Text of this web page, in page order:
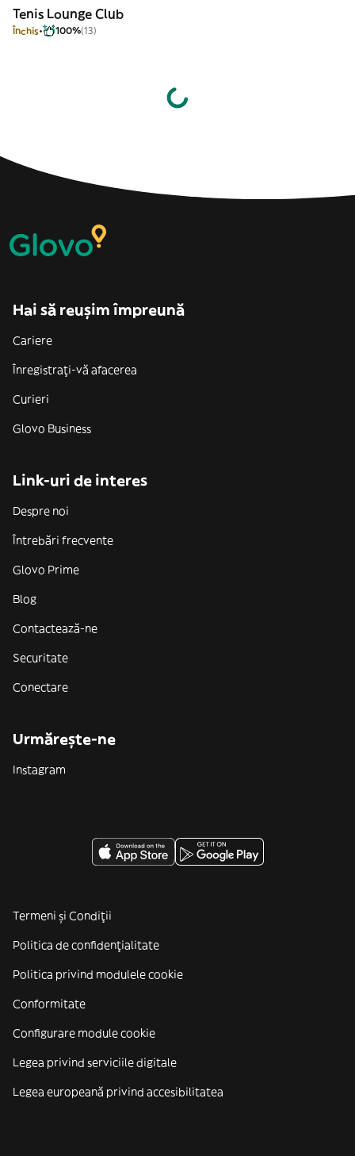
Tenis Lounge Club
Închis 100%(13)
Hai să reușim împreună
Cariere
Înregistrați-vă afacerea
Curieri
Glovo Business
Link-uri de interes
Despre noi
Întrebări frecvente
Glovo Prime
Blog
Contactează-ne
Securitate
Conectare
Urmărește-ne
Instagram
Termeni și Condiții
Politica de confidenţialitate
Politica privind modulele cookie
Conformitate
Configurare module cookie
Legea privind serviciile digitale
Legea europeană privind accesibilitatea